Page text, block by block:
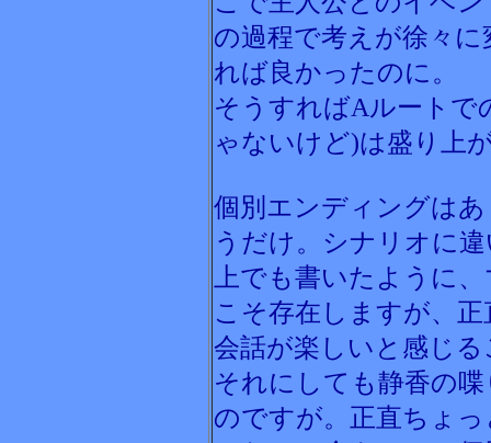
の過程で考えが徐々
れば良かったのに。
そうすればAルートで
ゃないけど)は盛り上
個別エンディングは
うだけ。シナリオに
上でも書いたように
こそ存在しますが、
会話が楽しいと感じ
それにしても静香の
のですが。正直ちょ